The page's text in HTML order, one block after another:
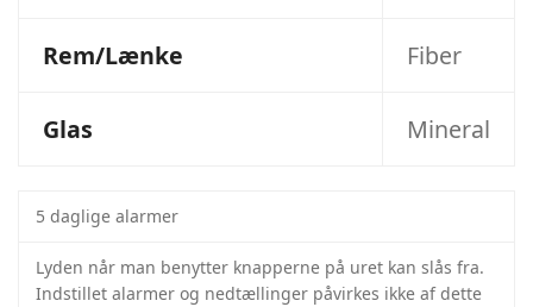
Rem/Lænke Fiber
Glas Mineral
5 daglige alarmer
Lyden når man benytter knapperne på uret kan slås fra.
Indstillet alarmer og nedtællinger påvirkes ikke af dette